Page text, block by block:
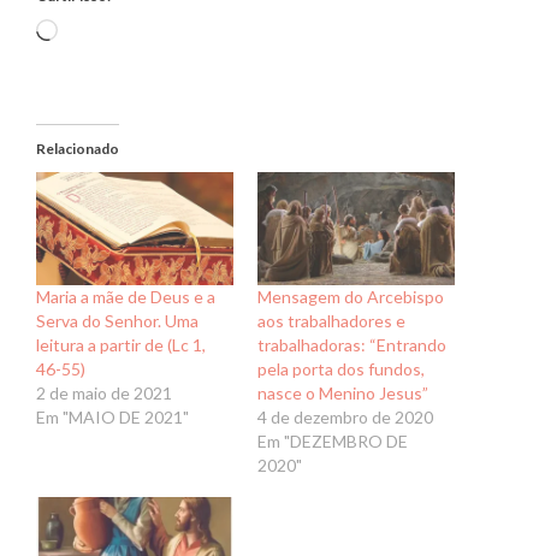
Carregando...
Relacionado
Maria a mãe de Deus e a
Serva do Senhor. Uma
leitura a partir de (Lc 1,
46-55)
2 de maio de 2021
Em "MAIO DE 2021"
Mensagem do Arcebispo
aos trabalhadores e
trabalhadoras: “Entrando
pela porta dos fundos,
nasce o Menino Jesus”
4 de dezembro de 2020
Em "DEZEMBRO DE
2020"